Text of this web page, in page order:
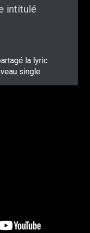
intitulé
la lyric
single